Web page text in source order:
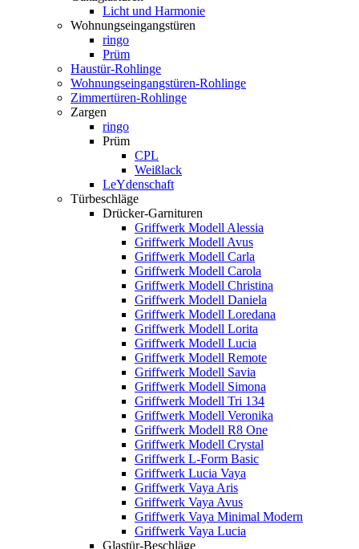
Licht und Harmonie
Wohnungseingangstüren
ringo
Prüm
Haustür-Rohlinge
Wohnungseingangstüren-Rohlinge
Zimmertüren-Rohlinge
Zargen
ringo
Prüm
CPL
Weißlack
LeYdenschaft
Türbeschläge
Drücker-Garnituren
Griffwerk Modell Alessia
Griffwerk Modell Avus
Griffwerk Modell Carla
Griffwerk Modell Carola
Griffwerk Modell Christina
Griffwerk Modell Daniela
Griffwerk Modell Loredana
Griffwerk Modell Lorita
Griffwerk Modell Lucia
Griffwerk Modell Remote
Griffwerk Modell Savia
Griffwerk Modell Simona
Griffwerk Modell Tri 134
Griffwerk Modell Veronika
Griffwerk Modell R8 One
Griffwerk Modell Crystal
Griffwerk L-Form Basic
Griffwerk Lucia Vaya
Griffwerk Vaya Aris
Griffwerk Vaya Avus
Griffwerk Vaya Minimal Modern
Griffwerk Vaya Lucia
Glastür-Beschläge